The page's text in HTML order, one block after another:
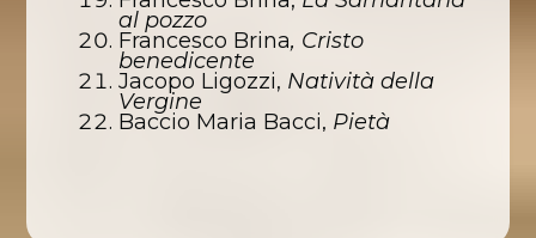
al pozzo
Francesco Brina, Cristo
benedicente
Jacopo Ligozzi, Natività della
Vergine
Baccio Maria Bacci, Pietà